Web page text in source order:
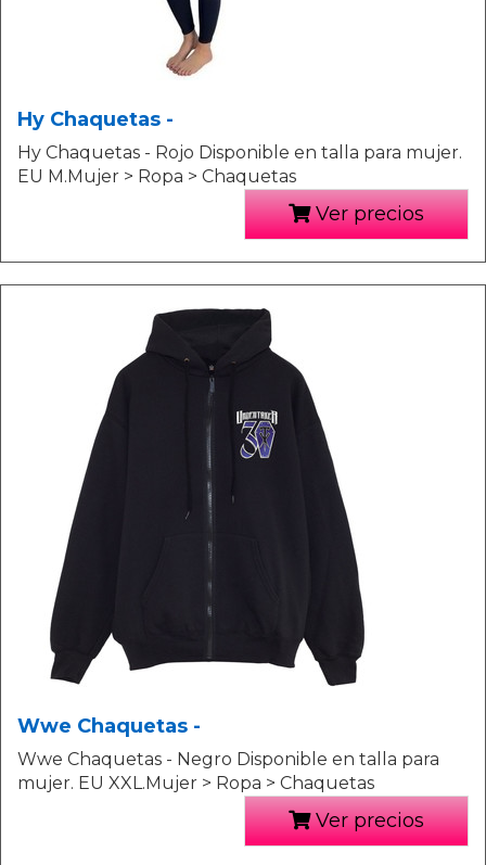
Hy Chaquetas -
Hy Chaquetas - Rojo Disponible en talla para mujer.
EU M.Mujer > Ropa > Chaquetas
Ver precios
Wwe Chaquetas -
Wwe Chaquetas - Negro Disponible en talla para
mujer. EU XXL.Mujer > Ropa > Chaquetas
Ver precios